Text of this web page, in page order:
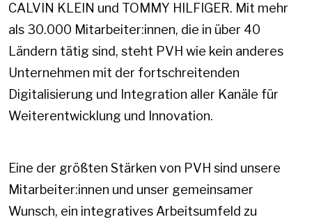
CALVIN KLEIN und TOMMY HILFIGER. Mit mehr
als 30.000 Mitarbeiter:innen, die in über 40
Ländern tätig sind, steht PVH wie kein anderes
Unternehmen mit der fortschreitenden
Digitalisierung und Integration aller Kanäle für
Weiterentwicklung und Innovation.
Eine der größten Stärken von PVH sind unsere
Mitarbeiter:innen und unser gemeinsamer
Wunsch, ein integratives Arbeitsumfeld zu